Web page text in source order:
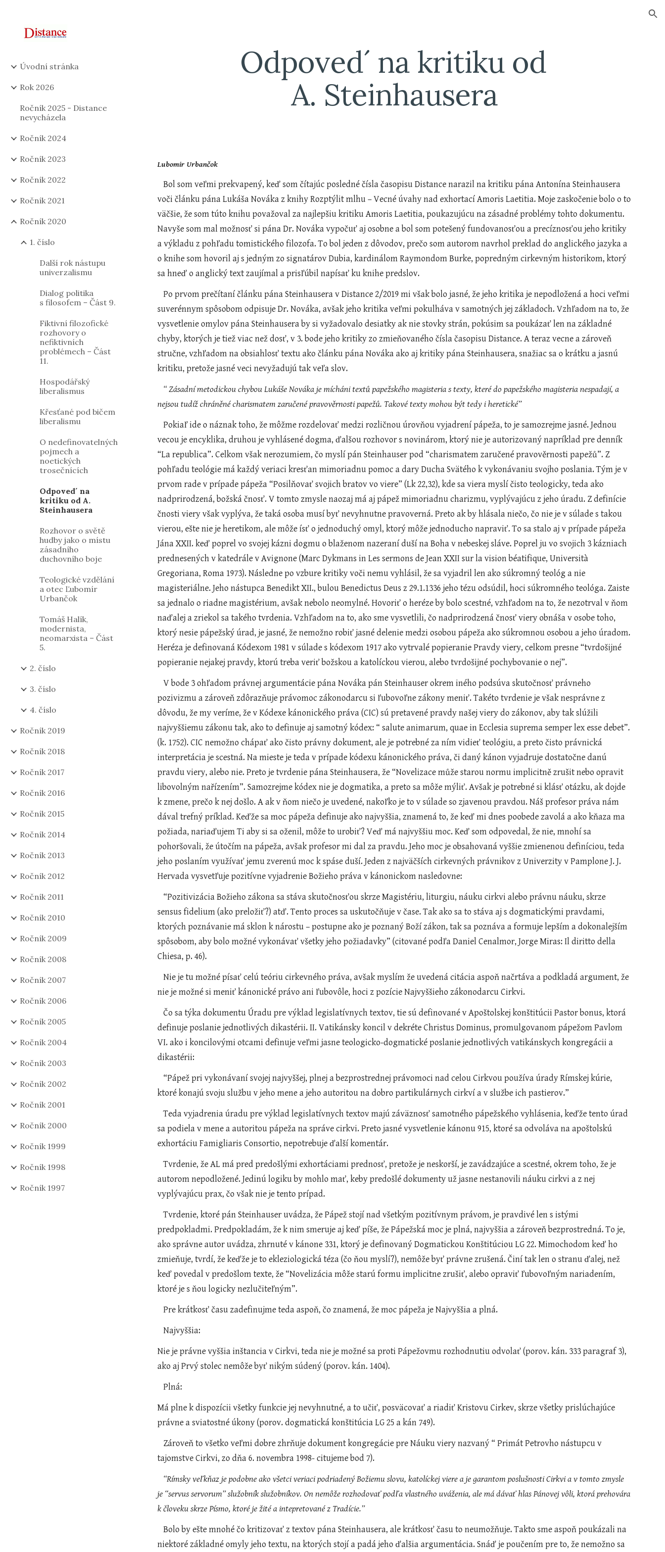
Úvodní stránka
Rok 2026
Ročník 2025 - Distance
nevycházela
Ročník 2024
Ročník 2023
Ročník 2022
Ročník 2021
Ročník 2020
1. číslo
Další rok nástupu
univerzalismu
Dialog politika
s filosofem – Část 9.
Fiktivní filozofické
rozhovory o
nefiktivních
problémech – Část
11.
Hospodářský
liberalismus
Křesťané pod bičem
liberalismu
O nedefinovatelných
pojmech a
noetických
trosečnících
Odpoved´ na
kritiku od A.
Steinhausera
Rozhovor o světě
hudby jako o místu
zásadního
duchovního boje
Teologické vzdělání
a otec Ľubomír
Urbančok
Tomáš Halík,
modernista,
neomarxista – Část
5.
2. číslo
3. číslo
4. číslo
Ročník 2019
Ročník 2018
Ročník 2017
Ročník 2016
Ročník 2015
Ročník 2014
Ročník 2013
Ročník 2012
Ročník 2011
Ročník 2010
Ročník 2009
Ročník 2008
Ročník 2007
Ročník 2006
Ročník 2005
Ročník 2004
Ročník 2003
Ročník 2002
Ročník 2001
Ročník 2000
Ročník 1999
Ročník 1998
Ročník 1997
Odpoved´ na kritiku od
A. Steinhausera
Lubomir Urbančok
   Bol som veľmi prekvapený, keď som čítajúc posledné čísla časopisu Distance narazil na kritiku pána Antonína Steinhausera
voči článku pána Lukáša Nováka z knihy Rozptýlit mlhu – Vecné úvahy nad exhortací Amoris Laetitia. Moje zaskočenie bolo o to
väčšie, že som túto knihu považoval za najlepšiu kritiku Amoris Laetitia, poukazujúcu na zásadné problémy tohto dokumentu.
Navyše som mal možnosť si pána Dr. Nováka vypočuť aj osobne a bol som potešený fundovanosťou a precíznosťou jeho kritiky
a výkladu z pohľadu tomistického filozofa. To bol jeden z dôvodov, prečo som autorom navrhol preklad do anglického jazyka a
o knihe som hovoril aj s jedným zo signatárov Dubia, kardinálom Raymondom Burke, popredným cirkevným historikom, ktorý
sa hneď o anglický text zaujímal a prisľúbil napísať ku knihe predslov.
   Po prvom prečítaní článku pána Steinhausera v Distance 2/2019 mi však bolo jasné, že jeho kritika je nepodložená a hoci veľmi
suverénnym spôsobom odpisuje Dr. Nováka, avšak jeho kritika veľmi pokulháva v samotných jej základoch. Vzhľadom na to, že
vysvetlenie omylov pána Steinhausera by si vyžadovalo desiatky ak nie stovky strán, pokúsim sa poukázať len na základné
chyby, ktorých je tiež viac než dosť, v 3. bode jeho kritiky zo zmieňovaného čísla časopisu Distance. A teraz vecne a zároveň
stručne, vzhľadom na obsiahlosť textu ako článku pána Nováka ako aj kritiky pána Steinhausera, snažiac sa o krátku a jasnú
kritiku, pretože jasné veci nevyžadujú tak veľa slov.
“ Zásadní metodickou chybou Lukáše Nováka je mícháni textů papežského magisteria s texty, které do papežského magisteria nespadají, a
nejsou tudíž chráněné charismatem zaručené pravověrnosti papežů. Takové texty mohou být tedy i heretické”
Pokiaľ ide o náznak toho, že môžme rozdelovať medzi rozličnou úrovňou vyjadrení pápeža, to je samozrejme jasné. Jednou
vecou je encyklika, druhou je vyhlásené dogma, ďalšou rozhovor s novinárom, ktorý nie je autorizovaný napríklad pre denník
“La republica”. Celkom však nerozumiem, čo myslí pán Steinhauser pod “charismatem zaručené pravověrnosti papežů”. Z
pohľadu teológie má každý veriaci kresťan mimoriadnu pomoc a dary Ducha Svätého k vykonávaniu svojho poslania. Tým je v
prvom rade v prípade pápeža “Posilňovať svojich bratov vo viere” (Lk 22,32), kde sa viera myslí čisto teologicky, teda ako
nadprirodzená, božská čnosť. V tomto zmysle naozaj má aj pápež mimoriadnu charizmu, vyplývajúcu z jeho úradu. Z definície
čnosti viery však vyplýva, že taká osoba musí byť nevyhnutne pravoverná. Preto ak by hlásala niečo, čo nie je v súlade s takou
vierou, ešte nie je heretikom, ale môže ísť o jednoduchý omyl, ktorý môže jednoducho napraviť. To sa stalo aj v prípade pápeža
Jána XXII. keď poprel vo svojej kázni dogmu o blaženom nazeraní duší na Boha v nebeskej sláve. Poprel ju vo svojich 3 kázniach
prednesených v katedrále v Avignone (Marc Dykmans in Les sermons de Jean XXII sur la vision béatifique, Università
Gregoriana, Roma 1973). Následne po vzbure kritiky voči nemu vyhlásil, že sa vyjadril len ako súkromný teológ a nie
magisteriálne. Jeho nástupca Benedikt XII., bulou Benedictus Deus z 29.1.1336 jeho tézu odsúdil, hoci súkromného teológa. Zaiste
sa jednalo o riadne magistérium, avšak nebolo neomylné. Hovoriť o heréze by bolo scestné, vzhľadom na to, že nezotrval v ňom
naďalej a zriekol sa takého tvrdenia. Vzhľadom na to, ako sme vysvetlili, čo nadprirodzená čnosť viery obnáša v osobe toho,
ktorý nesie pápežský úrad, je jasné, že nemožno robiť jasné delenie medzi osobou pápeža ako súkromnou osobou a jeho úradom.
Heréza je definovaná Kódexom 1981 v súlade s kódexom 1917 ako vytrvalé popieranie Pravdy viery, celkom presne “tvrdošijné
popieranie nejakej pravdy, ktorú treba veriť božskou a katolíckou vierou, alebo tvrdošijné pochybovanie o nej”.
   V bode 3 ohľadom právnej argumentácie pána Nováka pán Steinhauser okrem iného podsúva skutočnosť právneho
pozivizmu a zároveň zdôrazňuje právomoc zákonodarcu si ľubovoľne zákony meniť. Takéto tvrdenie je však nesprávne z
dôvodu, že my veríme, že v Kódexe kánonického práva (CIC) sú pretavené pravdy našej viery do zákonov, aby tak slúžili
najvyššiemu zákonu tak, ako to definuje aj samotný kódex: “ salute animarum, quae in Ecclesia suprema semper lex esse debet”.
(k. 1752). CIC nemožno chápať ako čisto právny dokument, ale je potrebné za ním vidieť teológiu, a preto čisto právnická
interpretácia je scestná. Na mieste je teda v prípade kódexu kánonického práva, či daný kánon vyjadruje dostatočne danú
pravdu viery, alebo nie. Preto je tvrdenie pána Steinhausera, že “Novelizace může starou normu implicitně zrušit nebo opravit
libovolným nařízením”. Samozrejme kódex nie je dogmatika, a preto sa môže mýliť. Avšak je potrebné si klásť otázku, ak dojde
k zmene, prečo k nej došlo. A ak v ňom niečo je uvedené, nakoľko je to v súlade so zjavenou pravdou. Náš profesor práva nám
dával trefný príklad. Keďže sa moc pápeža definuje ako najvyššia, znamená to, že keď mi dnes poobede zavolá a ako kňaza ma
požiada, nariaďujem Ti aby si sa oženil, môže to urobiť? Veď má najvyššiu moc. Keď som odpovedal, že nie, mnohí sa
pohoršovali, že útočím na pápeža, avšak profesor mi dal za pravdu. Jeho moc je obsahovaná vyššie zmienenou definíciou, teda
jeho poslaním využívať jemu zverenú moc k spáse duší. Jeden z najväčších cirkevných právnikov z Univerzity v Pamplone J. J.
Hervada vysvetľuje pozitívne vyjadrenie Božieho práva v kánonickom nasledovne:
sensus fidelium (ako preložiť?) atď. Tento proces sa uskutočňuje v čase. Tak ako sa to stáva aj s dogmatickými pravdami,
ktorých poznávanie má sklon k nárostu – postupne ako je poznaný Boží zákon, tak sa poznáva a formuje lepším a dokonalejším
spôsobom, aby bolo možné vykonávať všetky jeho požiadavky” (citované podľa Daniel Cenalmor, Jorge Miras: Il diritto della
Chiesa, p. 46).
   Nie je tu možné písať celú teóriu cirkevného práva, avšak myslím že uvedená citácia aspoň načrtáva a podkladá argument, že
nie je možné si meniť kánonické právo ani ľubovôle, hoci z pozície Najvyššieho zákonodarcu Cirkvi.
   Čo sa týka dokumentu Úradu pre výklad legislatívnych textov, tie sú definované v Apoštolskej konštitúcii Pastor bonus, ktorá
definuje poslanie jednotlivých dikastérii. II. Vatikánsky koncil v dekréte Christus Dominus, promulgovanom pápežom Pavlom
VI. ako i koncilovými otcami definuje veľmi jasne teologicko-dogmatické poslanie jednotlivých vatikánskych kongregácii a
dikastérii:
ktoré konajú svoju službu v jeho mene a jeho autoritou na dobro partikulárnych cirkví a v službe ich pastierov.”
   Teda vyjadrenia úradu pre výklad legislatívnych textov majú záväznosť samotného pápežského vyhlásenia, keďže tento úrad
sa podiela v mene a autoritou pápeža na správe cirkvi. Preto jasné vysvetlenie kánonu 915, ktoré sa odvoláva na apoštolskú
exhortáciu Famigliaris Consortio, nepotrebuje ďalší komentár.
   Tvrdenie, že AL má pred predošlými exhortáciami prednosť, pretože je neskorší, je zavádzajúce a scestné, okrem toho, že je
autorom nepodložené. Jedinú logiku by mohlo mať, keby predošlé dokumenty už jasne nestanovili náuku cirkvi a z nej
vyplývajúcu prax, čo však nie je tento prípad.
   Tvrdenie, ktoré pán Steinhauser uvádza, že Pápež stojí nad všetkým pozitívnym právom, je pravdivé len s istými
predpokladmi. Predpokladám, že k nim smeruje aj keď píše, že Pápežská moc je plná, najvyššia a zároveň bezprostredná. To je,
ako správne autor uvádza, zhrnuté v kánone 331, ktorý je definovaný Dogmatickou Konštitúciou LG 22. Mimochodom keď ho
zmieňuje, tvrdí, že keďže je to ekleziologická téza (čo ňou myslí?), nemôže byť právne zrušená. Činí tak len o stranu ďalej, než
keď povedal v predošlom texte, že “Novelizácia môže starú formu implicitne zrušiť, alebo opraviť ľubovoľným nariadením,
ktoré je s ňou logicky nezlučiteľným”.
   Pre krátkosť času zadefinujme teda aspoň, čo znamená, že moc pápeža je Najvyššia a plná.
   Najvyššia:
Nie je právne vyššia inštancia v Cirkvi, teda nie je možné sa proti Pápežovmu rozhodnutiu odvolať (porov. kán. 333 paragraf 3),
ako aj Prvý stolec nemôže byť nikým súdený (porov. kán. 1404).
   Plná:
Má plne k dispozícii všetky funkcie jej nevyhnutné, a to učiť, posväcovať a riadiť Kristovu Cirkev, skrze všetky prislúchajúce
právne a sviatostné úkony (porov. dogmatická konštitúcia LG 25 a kán 749).
tajomstve Cirkvi, zo dňa 6. novembra 1998- citujeme bod 7).
“Rímsky veľkňaz je podobne ako všetci veriaci podriadený Božiemu slovu, katolíckej viere a je garantom poslušnosti Cirkvi a v tomto zmysle
je “servus servorum” služobník služobníkov. On nemôže rozhodovať podľa vlastného uváženia, ale má dávať hlas Pánovej vôli, ktorá prehovára
k človeku skrze Písmo, ktoré je žité a intepretované z Tradície.”
Bolo by ešte mnohé čo kritizovať z textov pána Steinhausera, ale krátkosť času to neumožňuje. Takto sme aspoň poukázali na
niektoré základné omyly jeho textu, na ktorých stojí a padá jeho ďalšia argumentácia. Snáď je poučením pre to, že nemožno sa